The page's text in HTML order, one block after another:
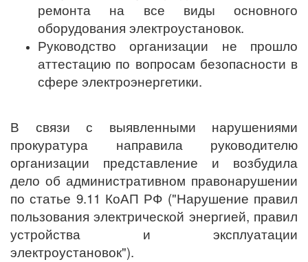
ремонта на все виды основного
оборудования электроустановок.
Руководство организации не прошло
аттестацию по вопросам безопасности в
сфере электроэнергетики.
В связи с выявленными нарушениями
прокуратура направила руководителю
организации представление и возбудила
дело об административном правонарушении
по статье 9.11 КоАП РФ ("Нарушение правил
пользования электрической энергией, правил
устройства и эксплуатации
электроустановок").